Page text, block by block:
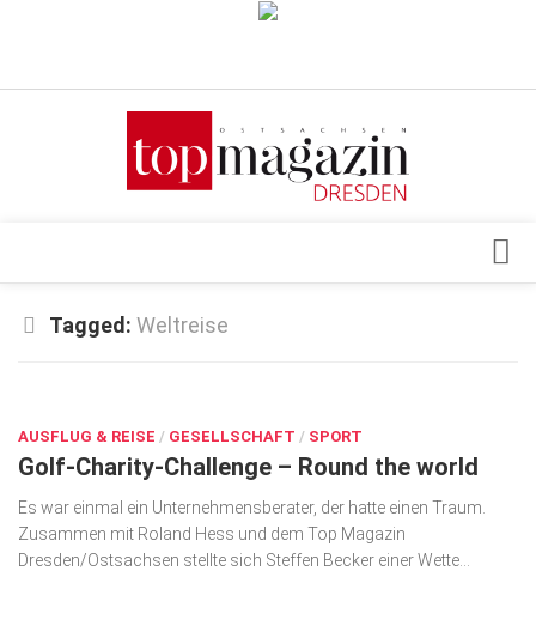
Verkaufsstellen
Top Gesundheitsforum Dresden / Ostsachsen
Geschäft
gesund & schön
Gesellschaft
Kunst & Kultur
Tagged: Weltreise
AUSFLUG & REISE / GESELLSCHAFT / SPORT
Golf-Charity-Challenge – Round the world
Es war einmal ein Unternehmensberater, der hatte einen Traum.
Zusammen mit Roland Hess und dem Top Magazin
Dresden/Ostsachsen stellte sich Steffen Becker einer Wette...